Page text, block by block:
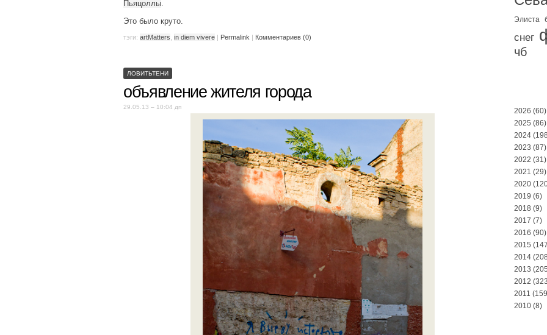
Пьяцоллы
Это было круто.
тэги: artMatters in diem vivere | Permalink | Комментариев (0)
ЛОВИТЬТЕНИ
объявление жителя города
29.05.13 – 10:04 дп
Элиста
снег
чб
2026 (60)
2025 (86)
2024
2023 (87)
2022 (31)
2021 (29)
2020
2019 (6)
2018 (9)
2017 (7)
2016 (90)
2015
2014
2013
2012
2011
2010 (8)